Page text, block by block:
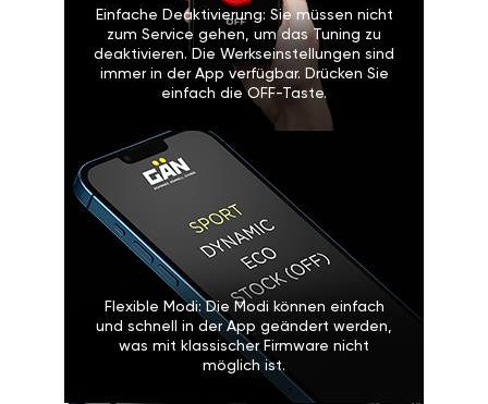
Einfache Deaktivierung: Sie müssen nicht
zum Service gehen, um das Tuning zu
deaktivieren. Die Werkseinstellungen sind
immer in der App verfügbar. Drücken Sie
einfach die OFF-Taste.
Flexible Modi: Die Modi können einfach
und schnell in der App geändert werden,
was mit klassischer Firmware nicht
möglich ist.